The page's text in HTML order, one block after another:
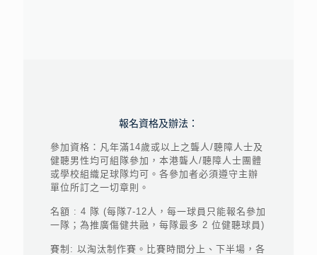
報名資格及辦法：
參加資格：凡年滿14歲或以上之聾人/聽障人士及
健聽男性均可組隊參加，本港聾人/聽障人士團體
或學校組織足球隊均可。各參加者必須遵守主辦
單位所訂之一切章則。
名額 : 4 隊 (每隊7-12人，每一球員只能報名參加
一隊；為推廣傷健共融，每隊最多 2 位健聽球員)
賽制: 以淘汰制作賽。比賽時間分上、下半場，各